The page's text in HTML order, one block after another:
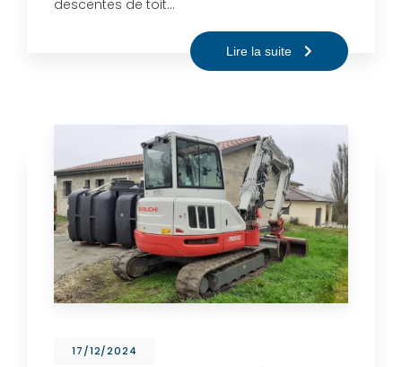
descentes de toit…
Lire la suite
17/12/2024